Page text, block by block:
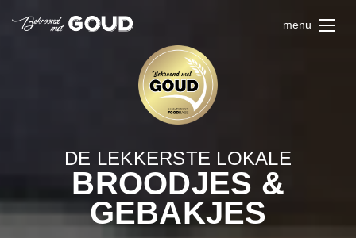
menu
DE LEKKERSTE LOKALE
BROODJES &
GEBAKJES